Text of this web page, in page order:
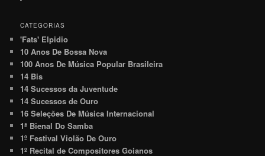
CATEGORIAS
'Fats' Elpidio
10 Anos De Bossa Nova
100 Anos De Música Popular Brasileira
14 Bis
14 Sucessos da Juventude
14 Sucessos de Ouro
16 Seleções De Música Internacional
1ª Bienal Do Samba
1º Festival Violão De Ouro
1º Recital de Compositores Goianos